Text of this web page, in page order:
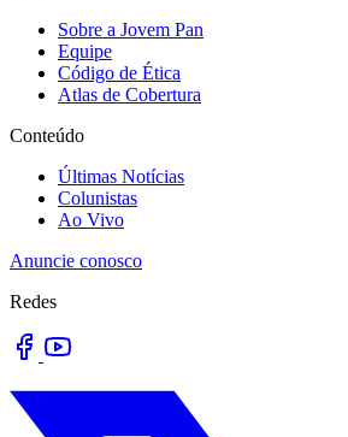
Sobre a Jovem Pan
Equipe
Código de Ética
Atlas de Cobertura
Conteúdo
Últimas Notícias
Colunistas
Ao Vivo
Anuncie conosco
Redes